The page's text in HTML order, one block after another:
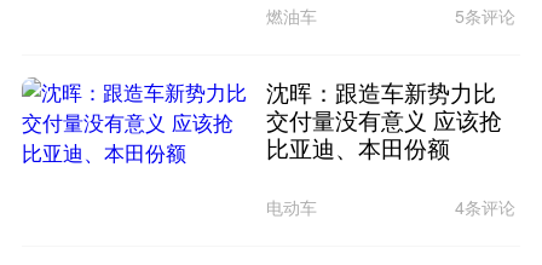
燃油车 5条评论
沈晖：跟造车新势力比
交付量没有意义 应该抢
比亚迪、本田份额
电动车 4条评论